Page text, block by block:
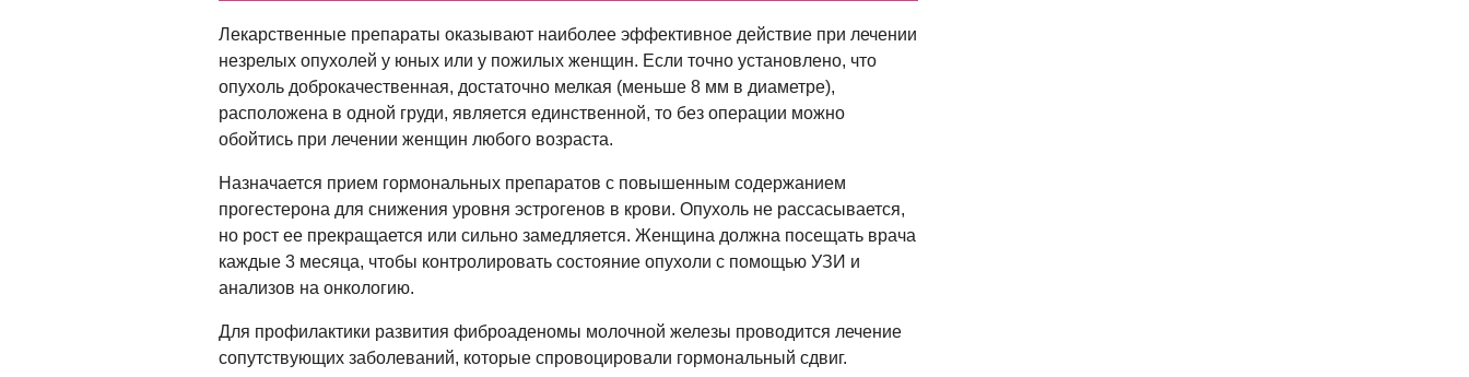
Лекарственные препараты оказывают наиболее эффективное действие при лечении
незрелых опухолей у юных или у пожилых женщин. Если точно установлено, что
опухоль доброкачественная, достаточно мелкая (меньше 8 мм в диаметре),
расположена в одной груди, является единственной, то без операции можно
обойтись при лечении женщин любого возраста.
Назначается прием гормональных препаратов с повышенным содержанием
прогестерона для снижения уровня эстрогенов в крови. Опухоль не рассасывается,
но рост ее прекращается или сильно замедляется. Женщина должна посещать врача
каждые 3 месяца, чтобы контролировать состояние опухоли с помощью УЗИ и
анализов на онкологию.
Для профилактики развития фиброаденомы молочной железы проводится лечение
сопутствующих заболеваний, которые спровоцировали гормональный сдвиг.